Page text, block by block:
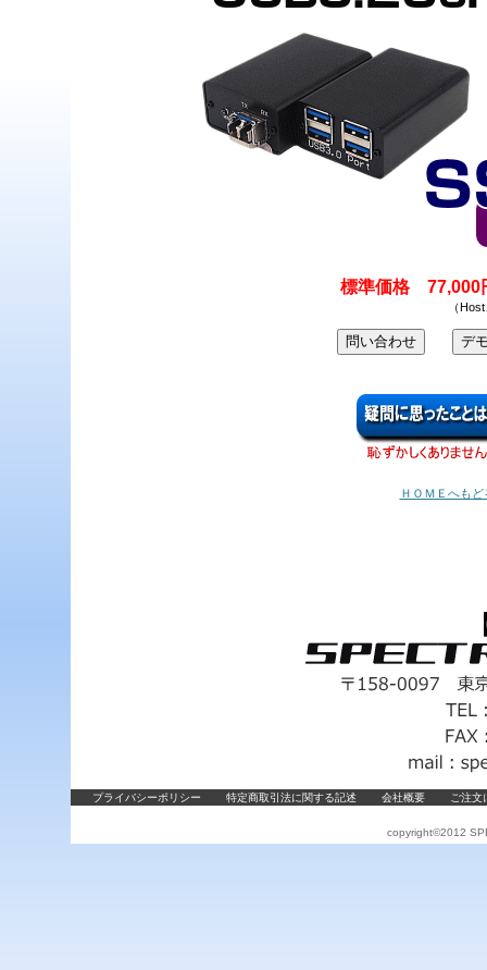
標準価格 77,000
（
ＨＯＭＥへもど
copyright©2012
プライバシーポリシー 特定商取引法に関する記述 会社概要 ご注文